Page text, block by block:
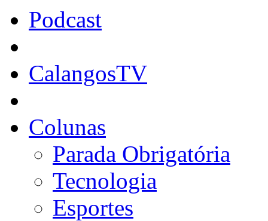
Podcast
CalangosTV
Colunas
Parada Obrigatória
Tecnologia
Esportes